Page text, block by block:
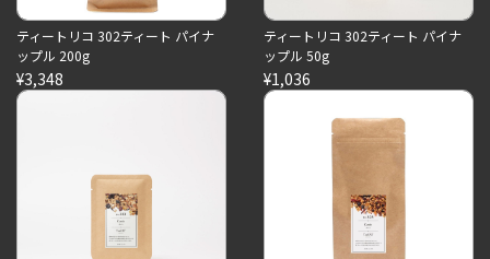
ティートリコ 302ティート パイナ
ップル 200g
¥3,348
ティートリコ 302ティート パイナ
ップル 50g
¥1,036